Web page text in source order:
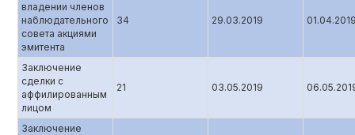
владении членов
наблюдательного
совета акциями
эмитента
34 29.03.2019
Заключение
сделки с
аффилированным
лицом
21 03.05.2019
Заключение